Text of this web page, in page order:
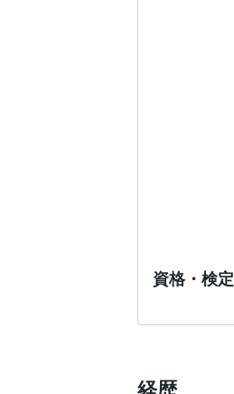
資格・検定